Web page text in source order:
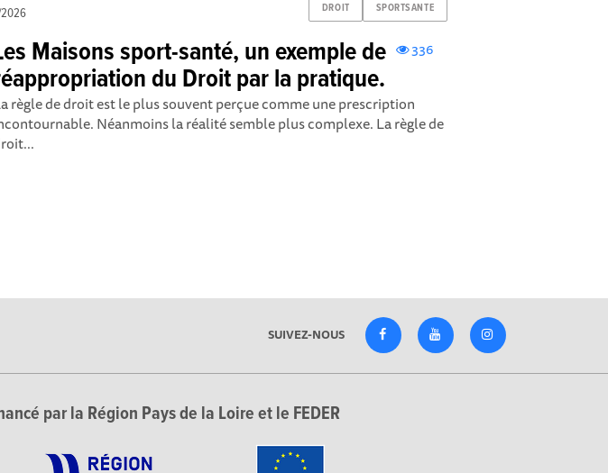
DROIT SPORTSANTE
336
Maisons sport-santé, un exemple de
du Droit par la pratique.
règle de droit est le plus souvent perçue comme une prescription
Néanmoins la réalité semble plus complexe. La règle de
SUIVEZ-NOUS
par la Région Pays de la Loire et le FEDER